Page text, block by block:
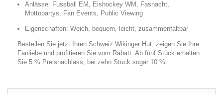
Anlässe: Fussball EM, Eishockey WM, Fasnacht,
Mottopartys, Fan Events, Public Viewing
Eigenschaften: Weich, bequem, leicht, zusammenfaltbar
Bestellen Sie jetzt Ihren Schweiz Wikinger Hut, zeigen Sie Ihre
Fanliebe und profitieren Sie vom Rabatt. Ab fünf Stück erhalten
Sie 5 % Preisnachlass, bei zehn Stück sogar 10 %.